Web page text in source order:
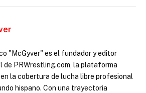
"McGyver" es el fundador y editor
de PRWrestling.com, la plataforma
la cobertura de lucha libre profesional
hispano. Con una trayectoria